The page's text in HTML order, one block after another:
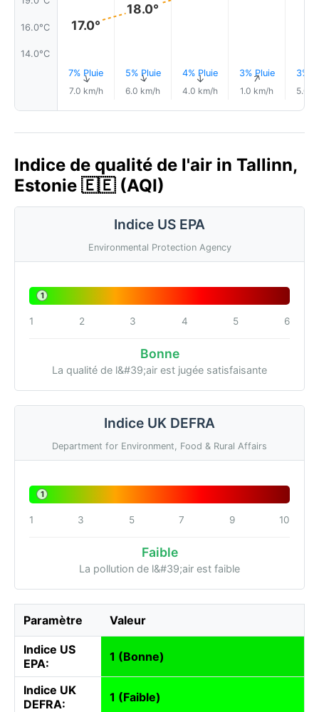
16.0°C
14.0°C
17.0°
7% Pluie
↑
7.0 km/h
18.0°
5% Pluie
↑
6.0 km/h
4% Pluie
↑
4.0 km/h
3% Pluie
↑
1.0 km/h
3%
5.0
Indice de qualité de l'air in Tallinn,
Estonie 🇪🇪 (AQI)
Indice US EPA
Environmental Protection Agency
1
1 2 3 4 5 6
Bonne
La qualité de l&#39;air est jugée satisfaisante
Indice UK DEFRA
Department for Environment, Food & Rural Affairs
1
1 3 5 7 9 10
Faible
La pollution de l&#39;air est faible
Paramètre Valeur
Indice US
EPA:
1 (Bonne)
Indice UK
DEFRA:
1 (Faible)